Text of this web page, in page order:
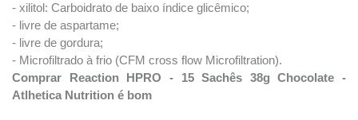
- xilitol: Carboidrato de baixo índice glicêmico;
- livre de aspartame;
- livre de gordura;
- Microfiltrado à frio (CFM cross flow Microfiltration).
Comprar Reaction HPRO - 15 Sachês 38g Chocolate -
Atlhetica Nutrition é bom